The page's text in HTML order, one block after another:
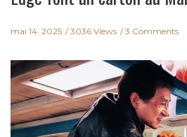
mai 14, 2025 3036 Views 3 Comments